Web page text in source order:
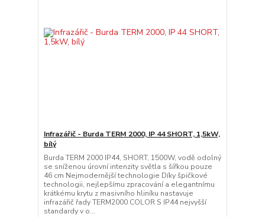
Infrazářič - Burda TERM 2000, IP 44 SHORT, 1,5kW,
bílý
Burda TERM 2000 IP44, SHORT, 1500W, vodě odolný
se sníženou úrovní intenzity světla s šířkou pouze
46 cm Nejmodernější technologie Díky špičkové
technologii, nejlepšímu zpracování a elegantnímu
krátkému krytu z masivního hliníku nastavuje
infrazářič řady TERM2000 COLOR S IP44 nejvyšší
standardy v o...